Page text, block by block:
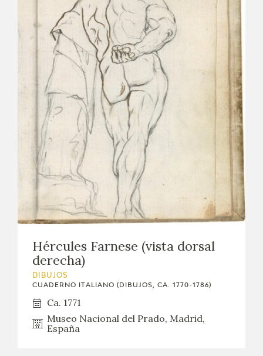
Hércules Farnese (vista dorsal
derecha)
DIBUJOS
CUADERNO ITALIANO (DIBUJOS, CA. 1770-1786)
Ca. 1771
Museo Nacional del Prado, Madrid,
España